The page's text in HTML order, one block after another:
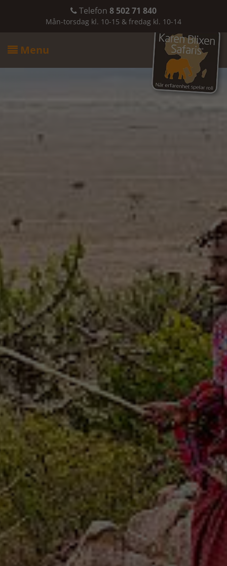
 Telefon 8 502 71 840
Mån-torsdag kl. 10-15 & fredag kl. 10-14
 Menu